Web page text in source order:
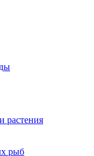
растения
рыб